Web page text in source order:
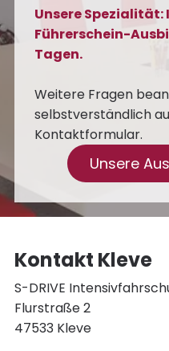
Unsere
Führerschein-
Tagen.
Weitere Fragen
selbstverständlich
Kontaktformular.
Unsere
Kontakt Kleve
S-DRIVE
Flurstraße 2
47533 Kleve